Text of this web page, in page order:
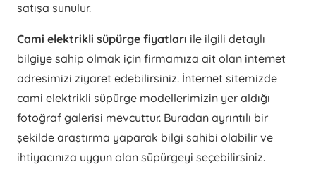
satışa sunulur.
Cami elektrikli süpürge fiyatları ile ilgili detaylı
bilgiye sahip olmak için firmamıza ait olan internet
adresimizi ziyaret edebilirsiniz. İnternet sitemizde
cami elektrikli süpürge modellerimizin yer aldığı
fotoğraf galerisi mevcuttur. Buradan ayrıntılı bir
şekilde araştırma yaparak bilgi sahibi olabilir ve
ihtiyacınıza uygun olan süpürgeyi seçebilirsiniz.